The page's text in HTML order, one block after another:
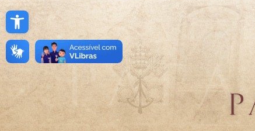
Open toolbar